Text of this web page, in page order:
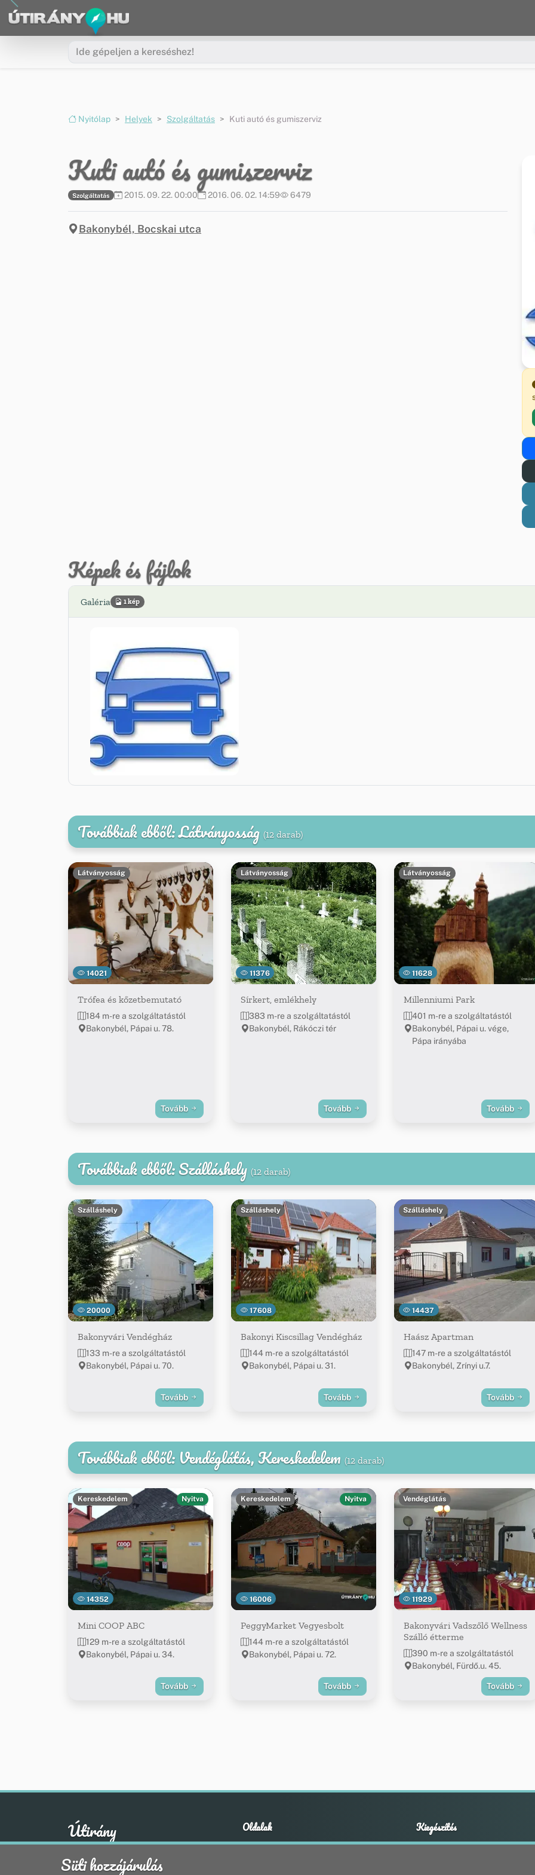
Ugrás a menüre
Ugrás a tartalomra
Nyitólap Helyek Szolgáltatás Kuti autó és gumiszerviz
Kuti autó és gumiszerviz
Szolgáltatás 2015. 09. 22. 00:00 2016. 06. 02. 14:59 6479
Bakonybél, Bocskai utca
Képek és fájlok
Galéria 1 kép
Továbbiak ebből: Látványosság (12 darab)
14021
Látványosság
Trófea és kőzetbemutató
184 m-re a szolgáltatástól
Bakonybél, Pápai u. 78.
Tovább
11376
Látványosság
Sírkert, emlékhely
383 m-re a szolgáltatástól
Bakonybél, Rákóczi tér
Tovább
11628
Látványosság
Millenniumi Park
401 m-re a szolgáltatástól
Bakonybél, Pápai u. vége,
Pápa irányába
Tovább
Továbbiak ebből: Szálláshely (12 darab)
20000
Szálláshely
Bakonyvári Vendégház
133 m-re a szolgáltatástól
Bakonybél, Pápai u. 70.
Tovább
17608
Szálláshely
Bakonyi Kiscsillag Vendégház
144 m-re a szolgáltatástól
Bakonybél, Pápai u. 31.
Tovább
14437
Szálláshely
Haász Apartman
147 m-re a szolgáltatástól
Bakonybél, Zrínyi u.7.
Tovább
Továbbiak ebből: Vendéglátás, Kereskedelem (12 darab)
14352
Kereskedelem Nyitva
Mini COOP ABC
129 m-re a szolgáltatástól
Bakonybél, Pápai u. 34.
Tovább
16006
Kereskedelem Nyitva
PeggyMarket Vegyesbolt
144 m-re a szolgáltatástól
Bakonybél, Pápai u. 72.
Tovább
11929
Vendéglátás
Bakonyvári Vadszőlő Wellness
Szálló étterme
390 m-re a szolgáltatástól
Bakonybél, Fürdő.u. 45.
Tovább
Útirány Oldalak Kiegészítés
Süti hozzájárulás